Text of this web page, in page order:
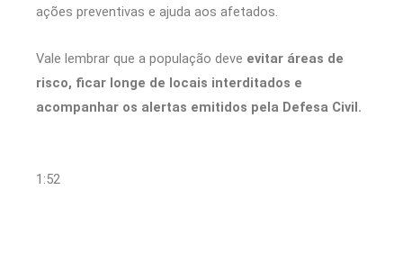
ações preventivas e ajuda aos afetados.
Vale lembrar que a população deve evitar áreas de
risco, ficar longe de locais interditados e
acompanhar os alertas emitidos pela Defesa Civil.
1:52